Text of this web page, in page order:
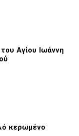
Αγίου Ιωάννη
κερωμένο